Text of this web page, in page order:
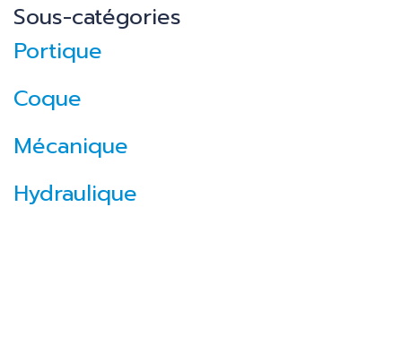
Sous-catégories
Portique
Coque
Mécanique
Hydraulique